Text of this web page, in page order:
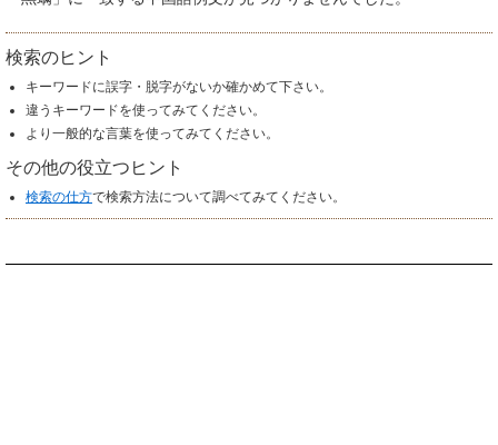
検索のヒント
キーワードに誤字・脱字がないか確かめて下さい。
違うキーワードを使ってみてください。
より一般的な言葉を使ってみてください。
その他の役立つヒント
検索の仕方で検索方法について調べてみてください。